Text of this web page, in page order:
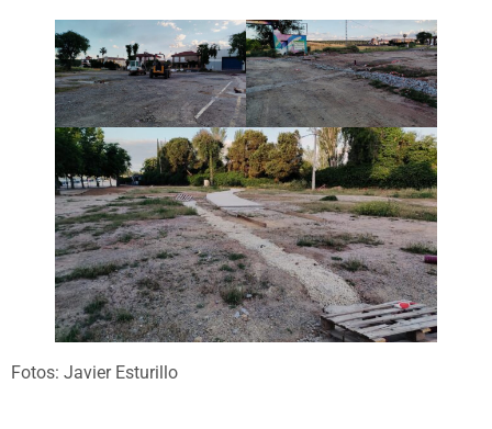
Fotos: Javier Esturillo